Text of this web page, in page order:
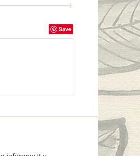
Save